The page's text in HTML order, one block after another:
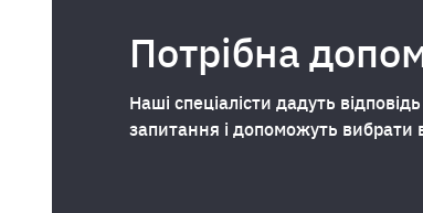
Потрібна
Наші спеціалісти дадуть
запитання і допоможуть вибрати